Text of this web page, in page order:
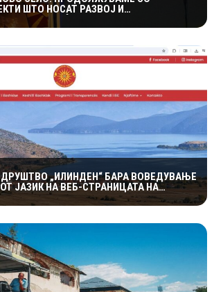
ШТО НОСАТ РАЗВОЈ И
ЗА ГРАЃАНИТЕ
„ИЛИНДЕН“ БАРА ВОВЕДУВАЊЕ
ЈАЗИК НА ВЕБ-СТРАНИЦАТА НА